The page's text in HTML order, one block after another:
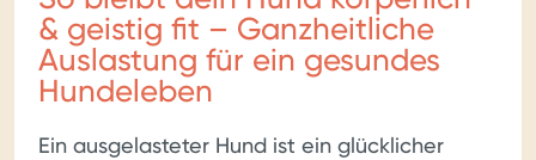
& geistig fit – Ganzheitliche
Auslastung für ein gesundes
Hundeleben
Ein ausgelasteter Hund ist ein glücklicher